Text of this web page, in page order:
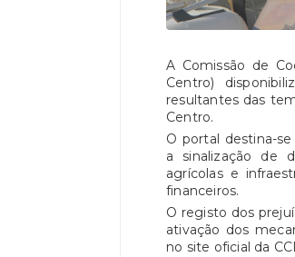
A Comissão de
Centro)
resultantes das
Centro.
O portal destina-
a sinalização de
agrícolas e
financeiros.
O registo dos
ativação dos
no site oficial da